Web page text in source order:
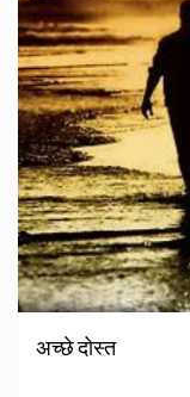
अच्छे दोस्त